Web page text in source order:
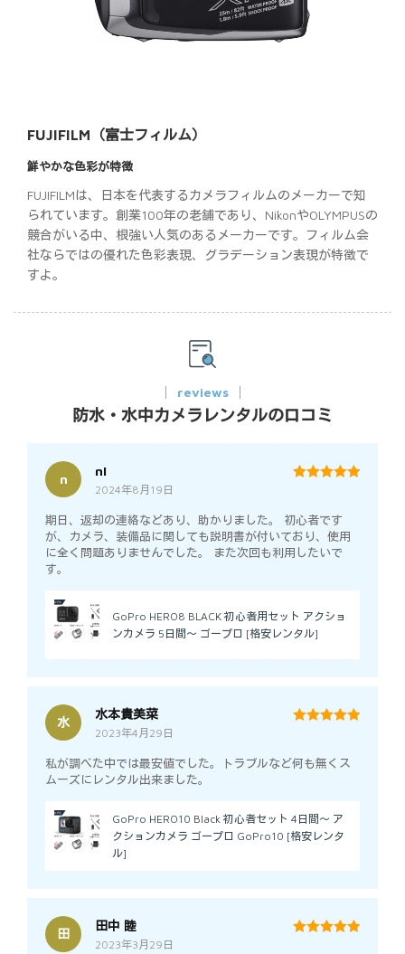
FUJIFILM（富士フィルム）
鮮やかな色彩が特徴
FUJIFILMは、日本を代表するカメラフィルムのメーカーで知
られています。創業100年の老舗であり、NikonやOLYMPUSの
競合がいる中、根強い人気のあるメーカーです。フィルム会
社ならではの優れた色彩表現、グラデーション表現が特徴で
すよ。
reviews
防水・水中カメラレンタルの口コミ
n
nI
2024年8月19日
期日、返却の連絡などあり、助かりました。 初心者です
が、カメラ、装備品に関しても説明書が付いており、使用
に全く問題ありませんでした。 また次回も利用したいで
す。
GoPro HERO8 BLACK 初心者用セット アクショ
ンカメラ 5日間～ ゴープロ [格安レンタル]
水
水本貴美菜
2023年4月29日
私が調べた中では最安値でした。トラブルなど何も無くス
ムーズにレンタル出来ました。
GoPro HERO10 Black 初心者セット 4日間～ ア
クションカメラ ゴープロ GoPro10 [格安レンタ
ル]
田
田中 睦
2023年3月29日